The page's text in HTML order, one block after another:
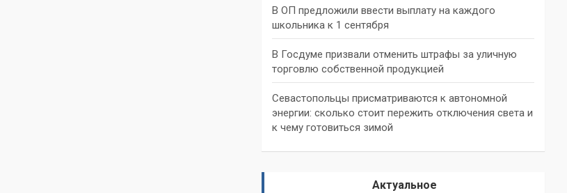
В ОП предложили ввести выплату на каждого
школьника к 1 сентября
В Госдуме призвали отменить штрафы за уличную
торговлю собственной продукцией
Севастопольцы присматриваются к автономной
энергии: сколько стоит пережить отключения света и
к чему готовиться зимой
Актуальное